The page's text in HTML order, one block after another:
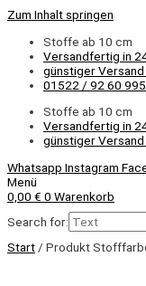
Zum Inhalt springen
Stoffe ab 10 cm
Versandfertig in
günstiger
01522 / 92 60 995
Stoffe ab 10 cm
Versandfertig in
günstiger
Whatsapp Instagram
Menü
0,00 € 0 Warenkorb
Search for:
Start / Produkt